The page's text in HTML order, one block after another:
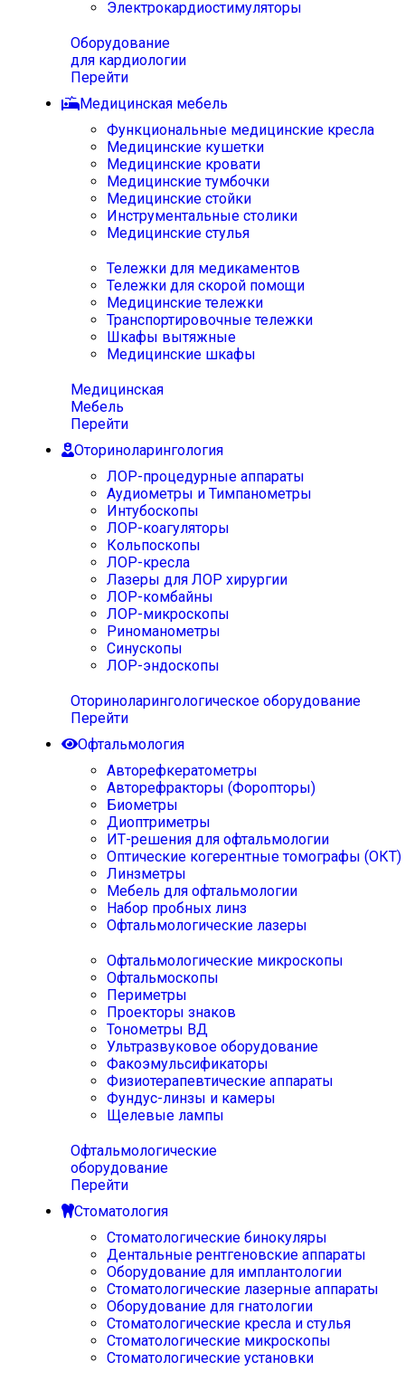
Электрокардиостимуляторы
Оборудование
для кардиологии
Перейти
Медицинская мебель
Функциональные медицинские кресла
Медицинские кушетки
Медицинские кровати
Медицинские тумбочки
Медицинские стойки
Инструментальные столики
Медицинские стулья
Тележки для медикаментов
Тележки для скорой помощи
Медицинские тележки
Транспортировочные тележки
Шкафы вытяжные
Медицинские шкафы
Медицинская
Мебель
Перейти
Оториноларингология
ЛОР-процедурные аппараты
Аудиометры и Тимпанометры
Интубоскопы
ЛОР-коагуляторы
Кольпоскопы
ЛОР-кресла
Лазеры для ЛОР хирургии
ЛОР-комбайны
ЛОР-микроскопы
Риноманометры
Синускопы
ЛОР-эндоскопы
Оториноларингологическое оборудование
Перейти
Офтальмология
Авторефкератометры
Авторефракторы (Форопторы)
Биометры
Диоптриметры
ИТ-решения для офтальмологии
Оптические когерентные томографы (ОКТ)
Линзметры
Мебель для офтальмологии
Набор пробных линз
Офтальмологические лазеры
Офтальмологические микроскопы
Офтальмоскопы
Периметры
Проекторы знаков
Тонометры ВД
Ультразвуковое оборудование
Факоэмульсификаторы
Физиотерапевтические аппараты
Фундус-линзы и камеры
Щелевые лампы
Офтальмологические
оборудование
Перейти
Стоматология
Стоматологические бинокуляры
Дентальные рентгеновские аппараты
Оборудование для имплантологии
Стоматологические лазерные аппараты
Оборудование для гнатологии
Стоматологические кресла и стулья
Стоматологические микроскопы
Стоматологические установки